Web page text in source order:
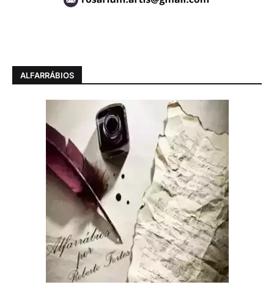
ALFARRÁBIOS